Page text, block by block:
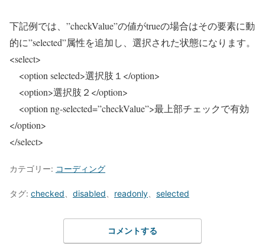
下記例では、”checkValue”の値がtrueの場合はその要素に動
的に”selected”属性を追加し、選択された状態になります。
<select>
<option selected>選択肢１</option>
<option>選択肢２</option>
<option ng-selected=”checkValue”>最上部チェックで有効
</option>
</select>
カテゴリー: コーディング
タグ: checked disabled readonly selected
コメントする